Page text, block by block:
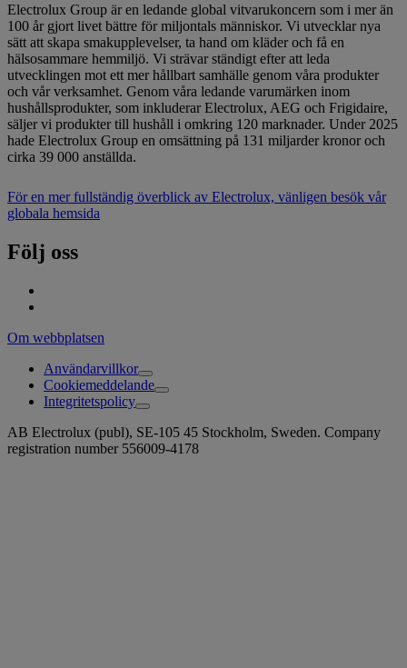
Electrolux Group är en ledande global vitvarukoncern som i mer än
100 år gjort livet bättre för miljontals människor. Vi utvecklar nya
sätt att skapa smakupplevelser, ta hand om kläder och få en
hälsosammare hemmiljö. Vi strävar ständigt efter att leda
utvecklingen mot ett mer hållbart samhälle genom våra produkter
och vår verksamhet. Genom våra ledande varumärken inom
hushållsprodukter, som inkluderar Electrolux, AEG och Frigidaire,
säljer vi produkter till hushåll i omkring 120 marknader. Under 2025
hade Electrolux Group en omsättning på 131 miljarder kronor och
cirka 39 000 anställda.
För en mer fullständig överblick av Electrolux, vänligen besök vår
globala hemsida
Följ oss
Om webbplatsen
Användarvillkor
Cookiemeddelande
Integritetspolicy
AB Electrolux (publ), SE-105 45 Stockholm, Sweden. Company
registration number 556009-4178